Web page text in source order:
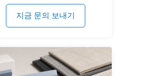
지금 문의 보내기